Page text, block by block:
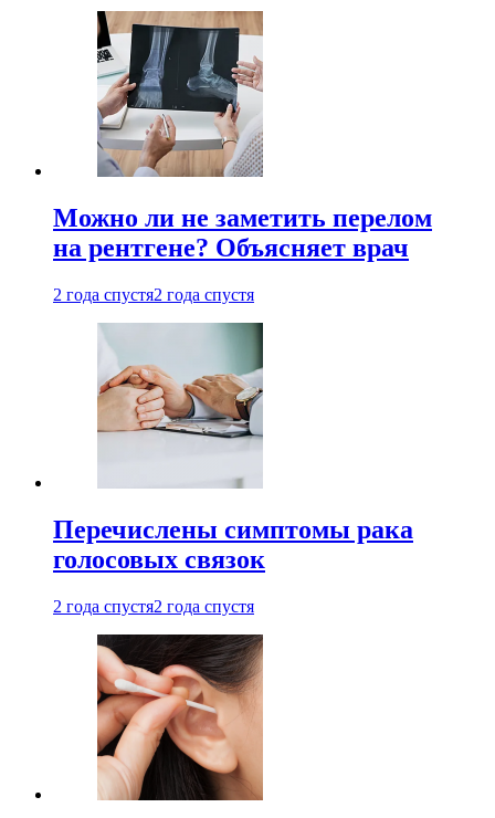
Можно ли не заметить перелом
на рентгене? Объясняет врач
2 года спустя2 года спустя
Перечислены симптомы рака
голосовых связок
2 года спустя2 года спустя